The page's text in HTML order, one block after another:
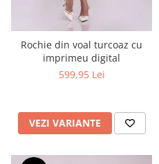
Rochie din voal turcoaz cu
imprimeu digital
599,95 Lei
VEZI VARIANTE